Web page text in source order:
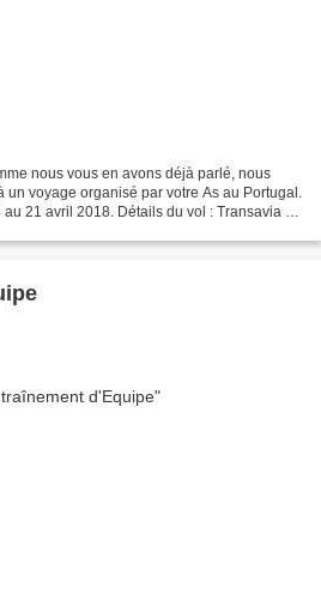
nous vous en avons déjà parlé, nous
un voyage organisé par votre As au Portugal.
21 avril 2018. Détails du vol : Transavia au